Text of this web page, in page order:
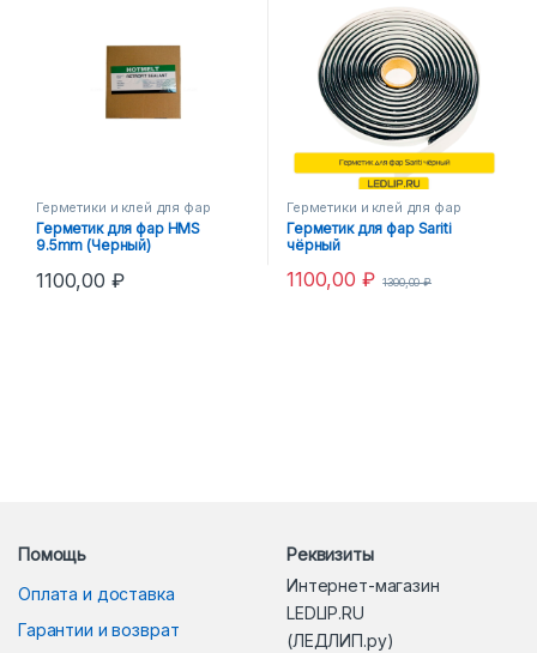
Герметики и клей для фар
Герметик для фар HMS
9.5mm (Черный)
1100,00 ₽
Герметики и клей для фар
Герметик для фар Sariti
чёрный
1100,00 ₽ 1300,00₽
Помощь
Оплата и доставка
Гарантии и возврат
Реквизиты
Интернет-магазин
LEDLIP.RU
(ЛЕДЛИП.ру)